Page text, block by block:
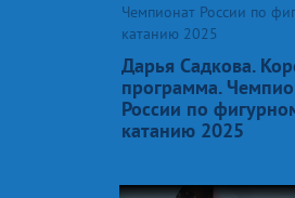
Чемпионат России по
катанию 2025
Дарья Садкова.
программа.
России по
катанию 2025